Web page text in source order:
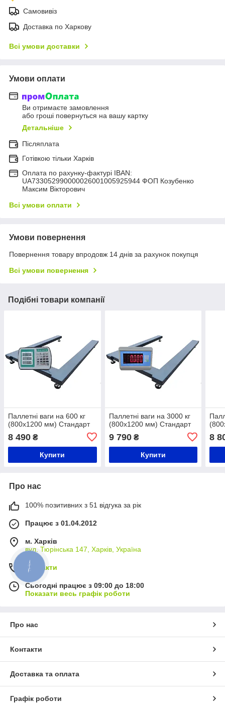
Самовивіз
Доставка по Харкову
Всі умови доставки
Умови оплати
Ви отримаєте замовлення
або гроші повернуться на вашу картку
Детальніше
Післяплата
Готівкою тільки Харків
Оплата по рахунку-фактурі IBAN:
UA733052990000026001005925944 ФОП Козубенко
Максим Вікторович
Всі умови оплати
Умови повернення
Повернення товару впродовж 14 днів за рахунок покупця
Всі умови повернення
Подібні товари компанії
Паллетні ваги на 600 кг
(800х1200 мм) Стандарт
8 490 ₴
Купити
Паллетні ваги на 3000 кг
(800х1200 мм) Стандарт
9 790₴
Купити
8
Про нас
100% позитивних з 51 відгука за рік
Працює з 01.04.2012
м. Харків
вул. Тюрінська 147, Харків, Україна
Контакти
Сьогодні працює з 09:00 до 18:00
Показати весь графік роботи
Про нас
Контакти
Доставка та оплата
Графік роботи
КНОПКА
ЗВ'ЯЗКУ